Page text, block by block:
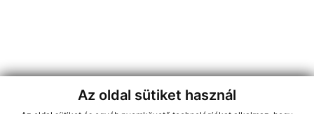
Az oldal sütiket használ